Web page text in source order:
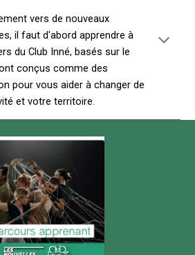
vers de nouveaux
il faut d'abord apprendre à
du Club Inné, basés sur le
conçus comme des
pour vous aider à changer de
et votre territoire.